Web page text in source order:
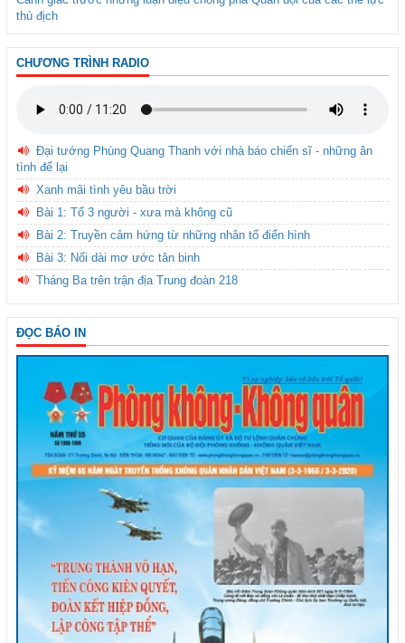
thù địch
CHƯƠNG TRÌNH RADIO
Đại tướng Phùng Quang Thanh với nhà báo chiến sĩ - những ân
tình để lại
Xanh mãi tình yêu bầu trời
Bài 1: Tổ 3 người - xưa mà không cũ
Bài 2: Truyền cảm hứng từ những nhân tố điển hình
Bài 3: Nối dài mơ ước tân binh
Tháng Ba trên trận địa Trung đoàn 218
ĐỌC BÁO IN